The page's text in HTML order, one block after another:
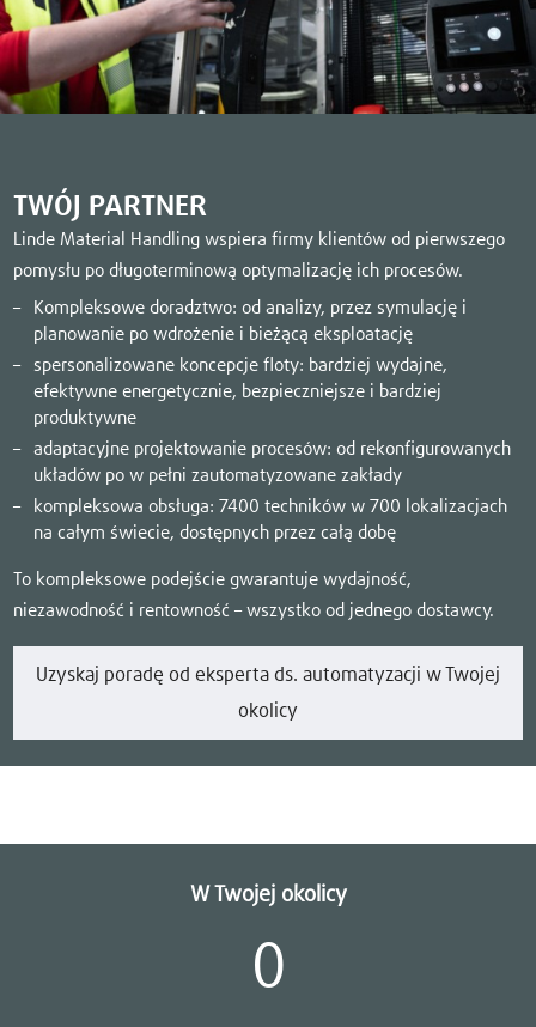
TWÓJ PARTNER
Linde Material Handling wspiera firmy klientów od pierwszego
pomysłu po długoterminową optymalizację ich procesów.
Kompleksowe doradztwo: od analizy, przez symulację i
planowanie po wdrożenie i bieżącą eksploatację
spersonalizowane koncepcje floty: bardziej wydajne,
efektywne energetycznie, bezpieczniejsze i bardziej
produktywne
adaptacyjne projektowanie procesów: od rekonfigurowanych
układów po w pełni zautomatyzowane zakłady
kompleksowa obsługa: 7400 techników w 700 lokalizacjach
na całym świecie, dostępnych przez całą dobę
To kompleksowe podejście gwarantuje wydajność,
niezawodność i rentowność – wszystko od jednego dostawcy.
Uzyskaj poradę od eksperta ds. automatyzacji w Twojej
okolicy
W Twojej okolicy
0